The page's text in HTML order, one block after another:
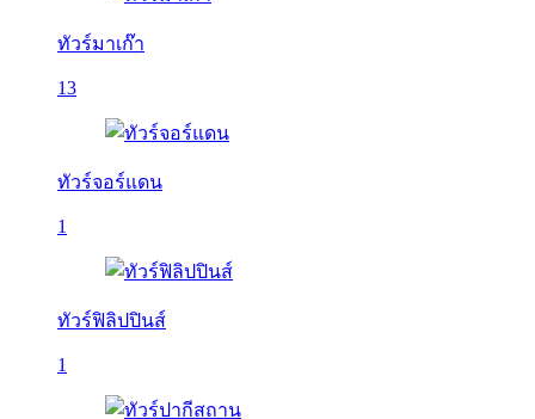
ทัวร์มาเก๊า
13
ทัวร์จอร์แดน
1
ทัวร์ฟิลิปปินส์
1